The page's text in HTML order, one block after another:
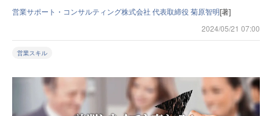
営業サポート・コンサルティング株式会社 代表取締役 菊原智明[著]
2024/05/21 07:00
営業スキル